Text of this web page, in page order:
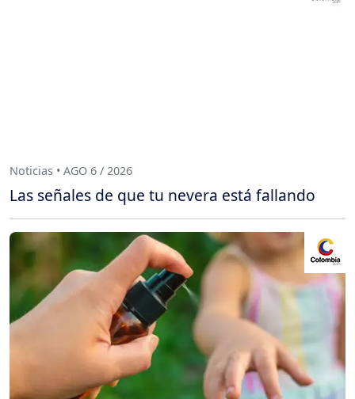
Noticias • AGO 6 / 2026
Las señales de que tu nevera está fallando